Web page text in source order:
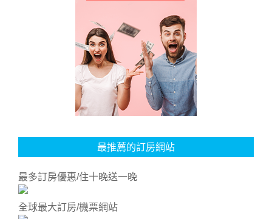
最推薦的訂房網站
最多訂房優惠/住十晚送一晚
全球最大訂房/機票網站